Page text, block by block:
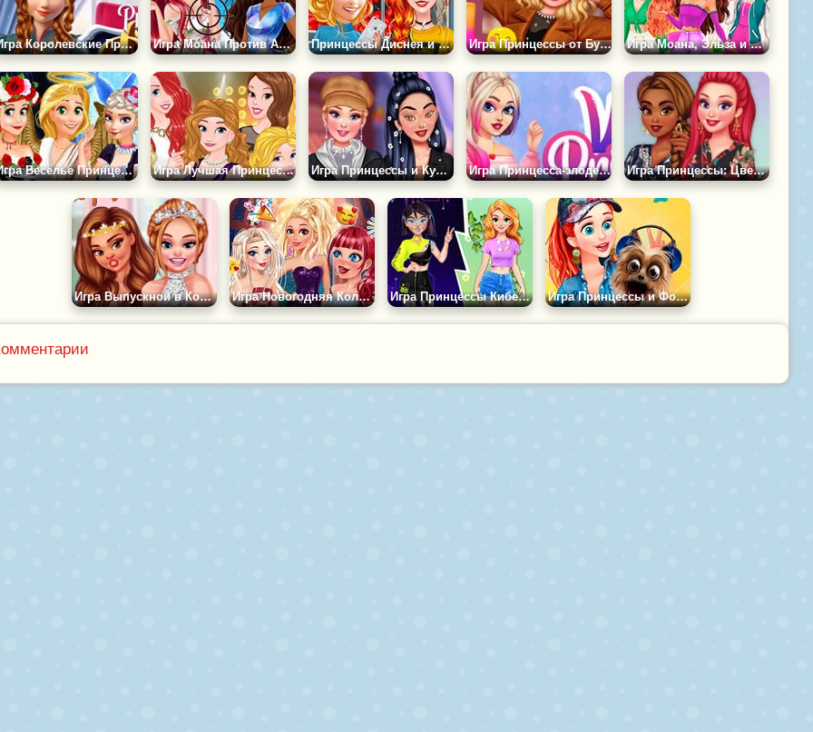
Игра Королевские Принцессы Против Звезды Игра Моана Против Ариэль Принцессы Диснея и Черная Пятница Игра Принцессы от Бунтарей до Преппи Игра Моана, Эльза и Мерида на Пикнике
Игра Веселье Принцесс в Хэллоуин Игра Лучшая Принцесса Дисней Игра Принцессы и Культура Ульджанга Игра Принцесса-злодейка в Современном Стиле Игра Принцессы: Цветочная Весна
Игра Выпускной в Колледже Принцесс Игра Новогодняя Коллекция Принцесс Игра Принцессы Кибер Робот Против Природы Игра Принцессы и Фото Конкурс